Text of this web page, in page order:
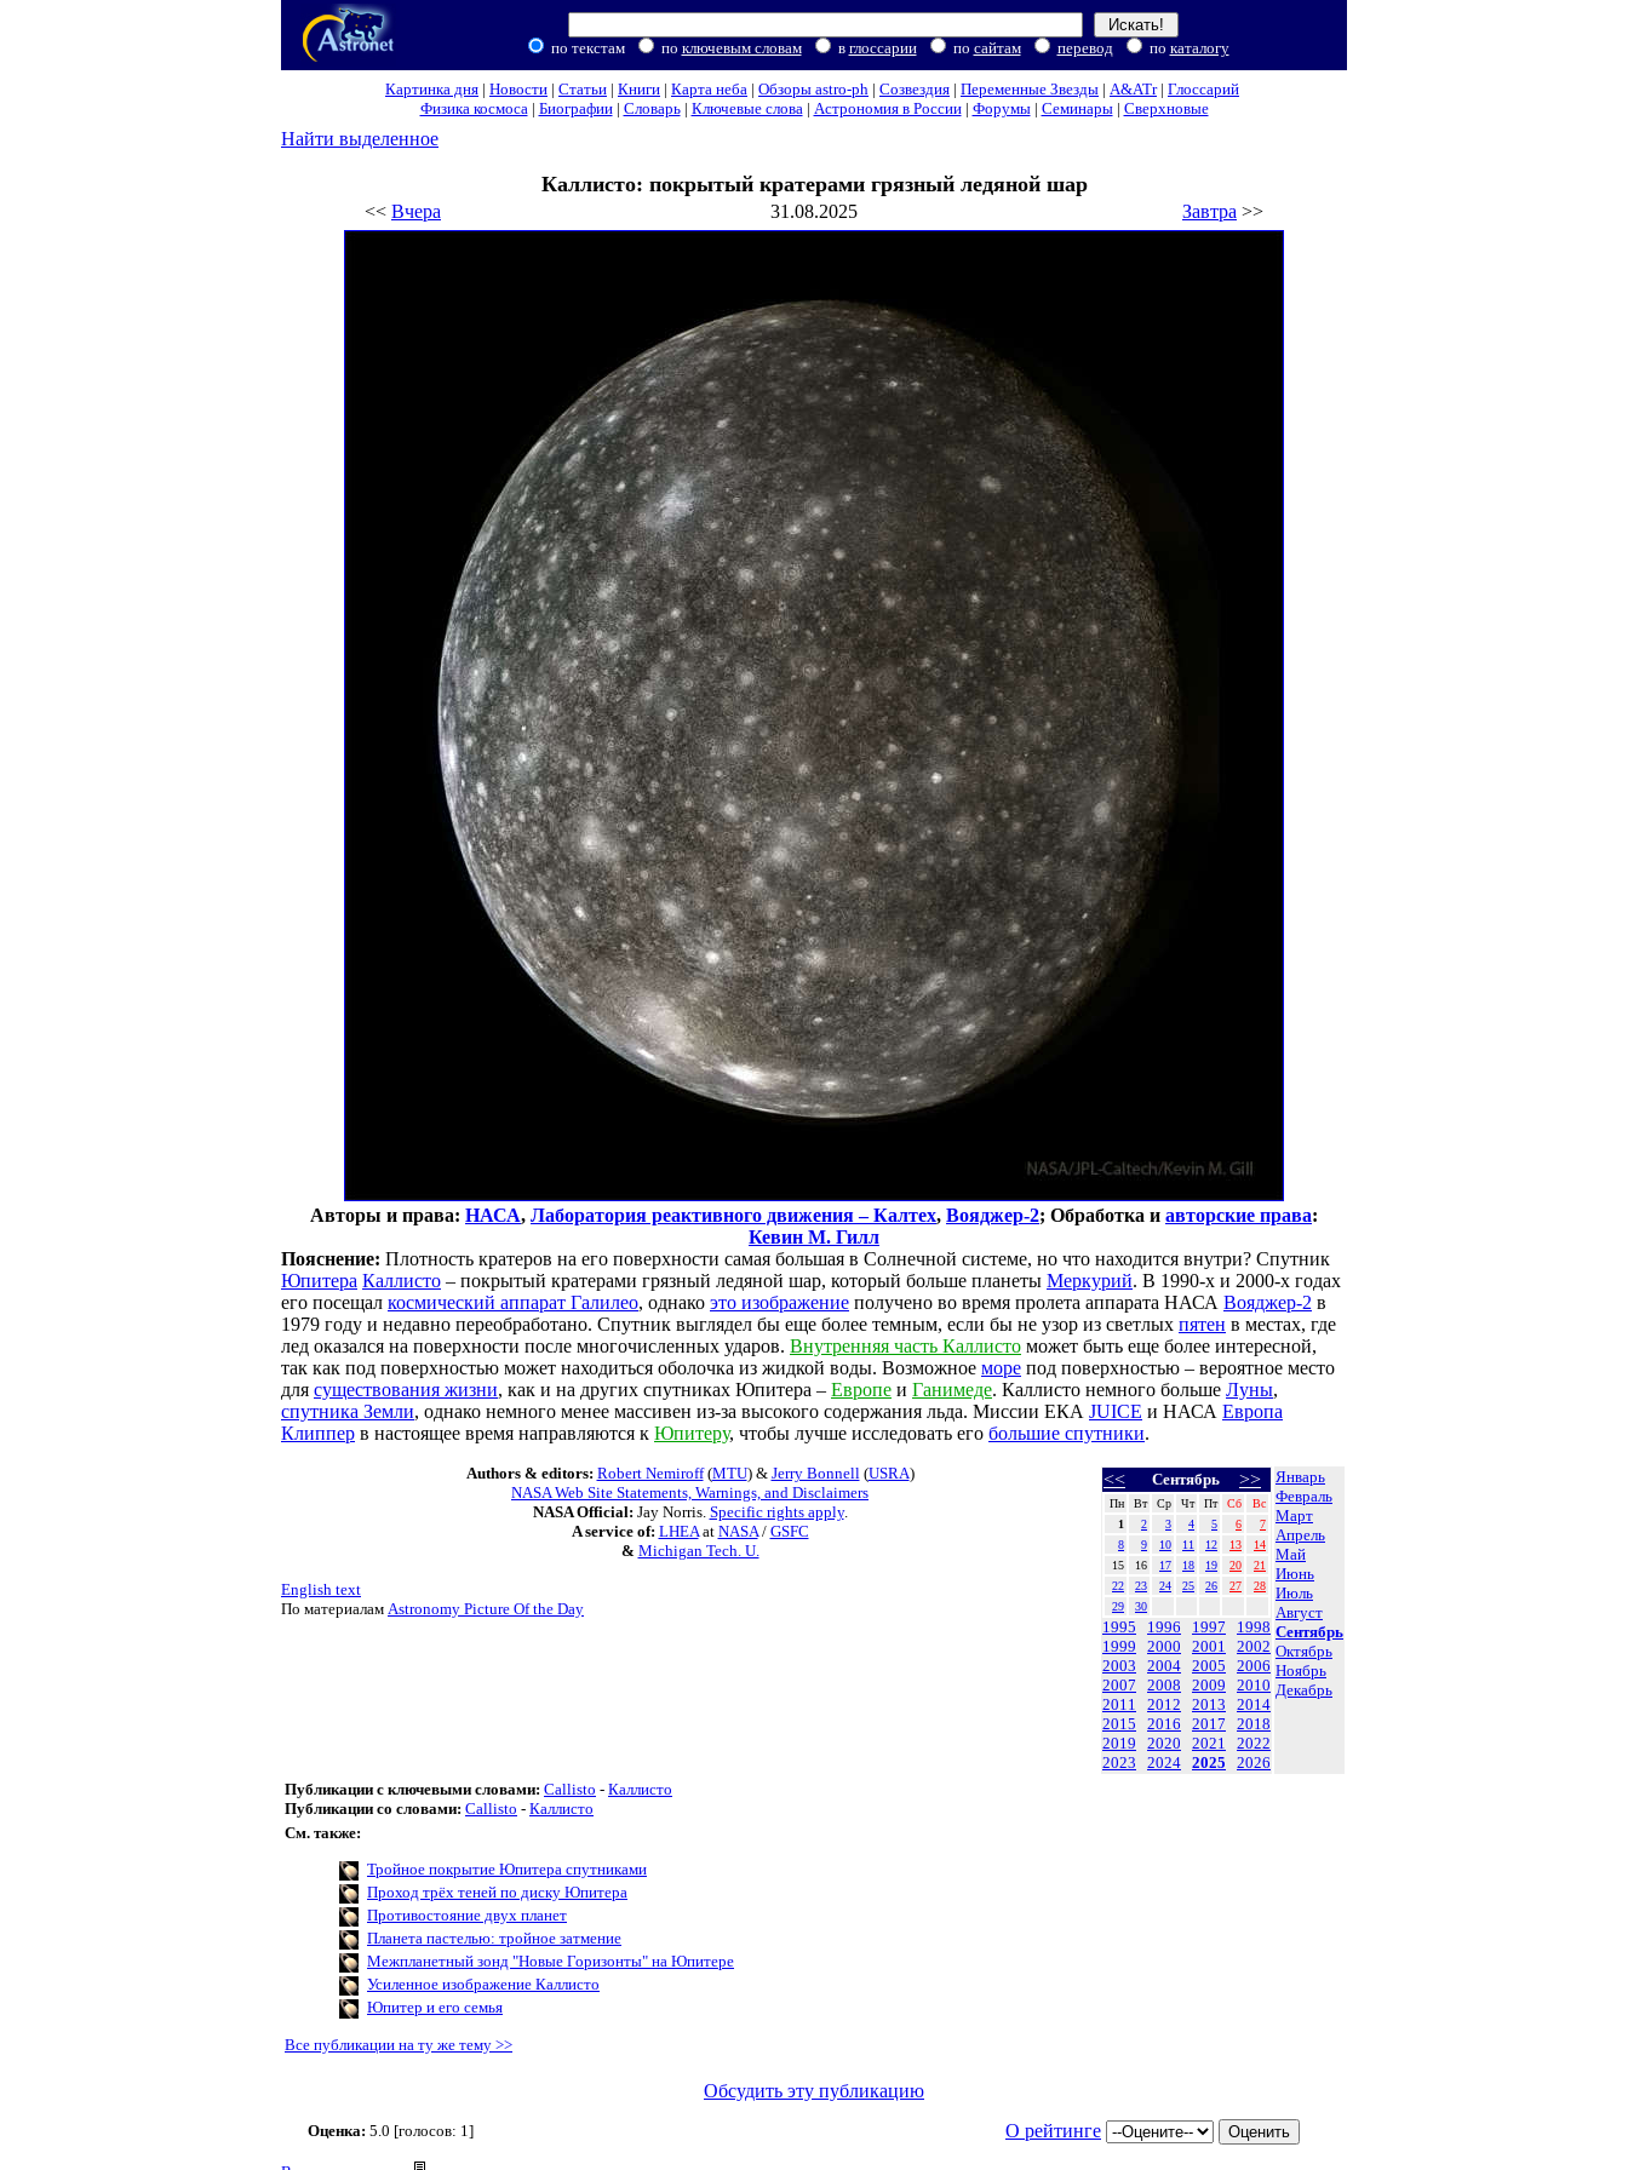
по текстам по ключевым словам в глоссарии по сайтам перевод по каталогу
Картинка дня | Новости | Статьи | Книги | Карта неба | Обзоры astro-ph | Созвездия | Переменные Звезды | A&ATr| Глоссарий
Физика космоса| Биографии| Словарь| Ключевые слова| Астрономия в России| Форумы| Семинары| Сверхновые
Найти выделенное
Каллисто: покрытый кратерами грязный ледяной шар
<< Вчера 31.08.2025 Завтра >>
Авторы и права: НАСА, Лаборатория реактивного движения – Калтех, Вояджер-2; Обработка и авторские права:
Кевин М. Гилл
Пояснение: Плотность кратеров на его поверхности самая большая в Солнечной системе, но что находится внутри? Спутник
Юпитера Каллисто – покрытый кратерами грязный ледяной шар, который больше планеты Меркурий. В 1990-х и 2000-х годах
его посещал космический аппарат Галилео, однако это изображение получено во время пролета аппарата НАСА Вояджер-2 в
1979 году и недавно переобработано. Спутник выглядел бы еще более темным, если бы не узор из светлых пятен в местах, где
лед оказался на поверхности после многочисленных ударов. Внутренняя часть Каллисто может быть еще более интересной,
так как под поверхностью может находиться оболочка из жидкой воды. Возможное море под поверхностью – вероятное место
для существования жизни, как и на других спутниках Юпитера – Европе и Ганимеде. Каллисто немного больше Луны,
спутника Земли, однако немного менее массивен из-за высокого содержания льда. Миссии ЕКА JUICE и НАСА Европа
Клиппер в настоящее время направляются к Юпитеру, чтобы лучше исследовать его большие спутники.
<< Сентябрь >>
Пн Вт Ср Чт Пт Сб
Вс
1
2 3 4 5 6
7
8
9 10 11 12 13
14
15
16 17 18 19 20
21
22
23 24 25 26 27
28
29
30
1995 1996 1997
1998
1999
2000 2001
2002
2003
2004 2005
2006
2007
2008 2009
2010
2011
2012 2013
2014
2015
2016 2017
2018
2019
2020 2021
2022
2023
2024 2025 2026
Январь
Февраль
Март
Апрель
Май
Июнь
Июль
Август
Сентябрь
Октябрь
Ноябрь
Декабрь
Authors & editors: Robert Nemiroff(MTU) & Jerry Bonnell(USRA)
NASA Web Site Statements, Warnings, and Disclaimers
NASA Official: Jay Norris. Specific rights apply.
A service of: LHEAat NASA/ GSFC
& Michigan Tech. U.
English text
По материалам Astronomy Picture Of the Day
Публикации с ключевыми словами: Callisto - Каллисто
Публикации со словами: Callisto - Каллисто
См. также:
Тройное покрытие Юпитера спутниками
Проход трёх теней по диску Юпитера
Противостояние двух планет
Планета пастелью: тройное затмение
Межпланетный зонд "Новые Горизонты" на Юпитере
Усиленное изображение Каллисто
Юпитер и его семья
Все публикации на ту же тему >>
Обсудить эту публикацию
Оценка: 5.0 [голосов: 1] О рейтинге